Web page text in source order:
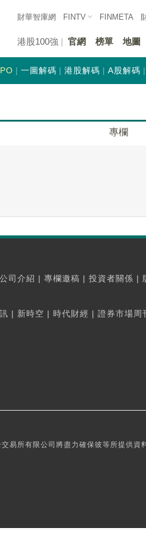
財華智庫網 FINTV FINMETA
港股100強 官網 榜單 地圖
一圖解碼 港股解碼 A股解碼
專欄
公司介紹 | 專欄邀稿 | 投資者關係 |
| 新時空 | 時代財經 | 證券市場周
易所有限公司將盡力確保彼等所提供